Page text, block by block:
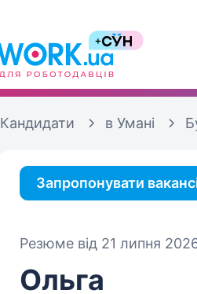
Кандидати в Умані
Запропонувати
Резюме від 21 липня
Ольга